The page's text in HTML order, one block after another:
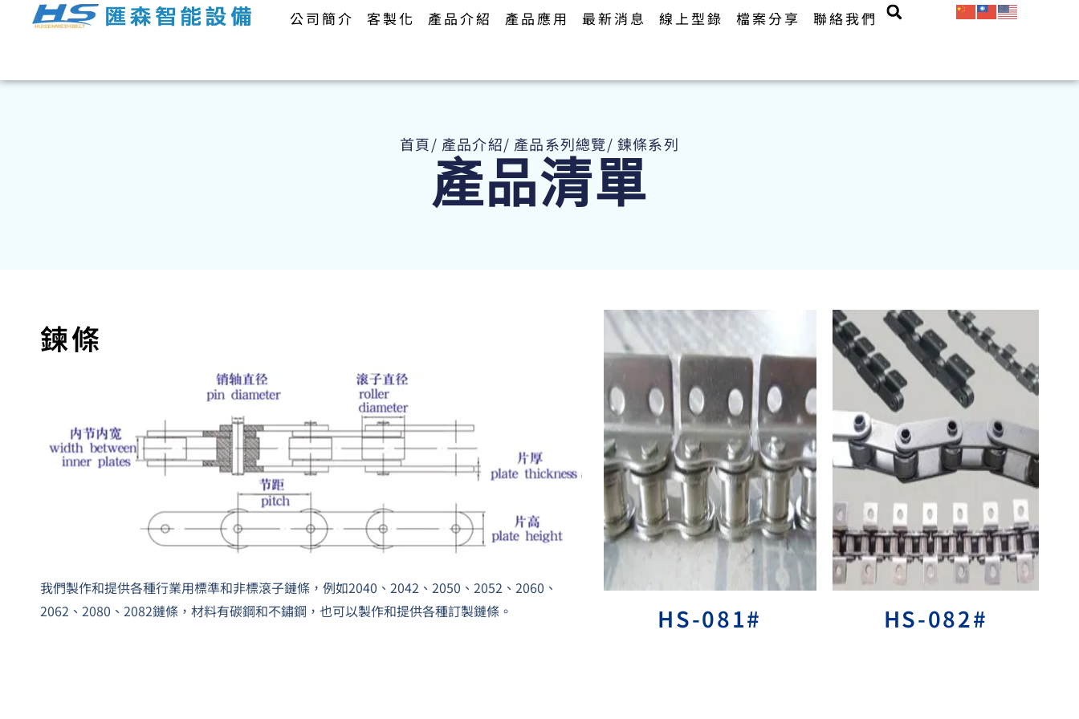
公司簡介 客製化 產品介紹 產品應用 最新消息 線上型錄 檔案分享 聯絡我們
首頁/ 產品介紹/ 產品系列總覽/ 鍊條系列
產品清單
鍊條
我們製作和提供各種行業用標準和非標滾子鏈條，例如2040、2042、2050、2052、2060、
2062、2080、2082鏈條，材料有碳鋼和不鏽鋼，也可以製作和提供各種訂製鏈條。
HS-081# HS-082#